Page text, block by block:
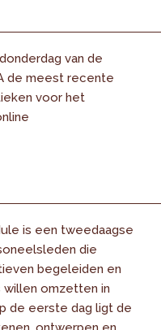
van de
de meest recente
voor het
is een tweedaagse
die
begeleiden en
willen omzetten in
de eerste dag ligt de